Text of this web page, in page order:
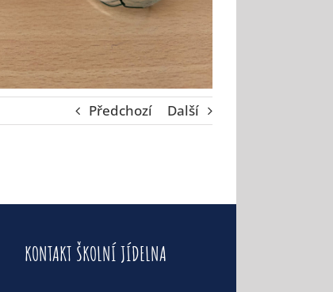
Předchozí Další
KONTAKT ŠKOLNÍ JÍDELNA